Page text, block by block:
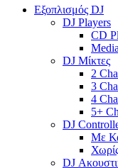
Εξοπλισμός DJ
DJ Players
CD
DJ Μίκτες
2
3
4
5+
DJ
Με
DJ